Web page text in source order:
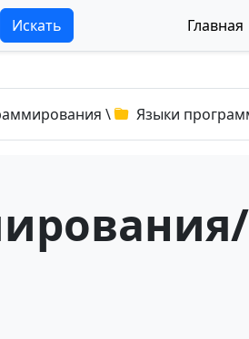
Искать Главная
\ Языки